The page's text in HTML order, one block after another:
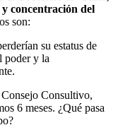
concentración del
son:
su estatus de
poder y la
Consultivo,
6 meses. ¿Qué pasa